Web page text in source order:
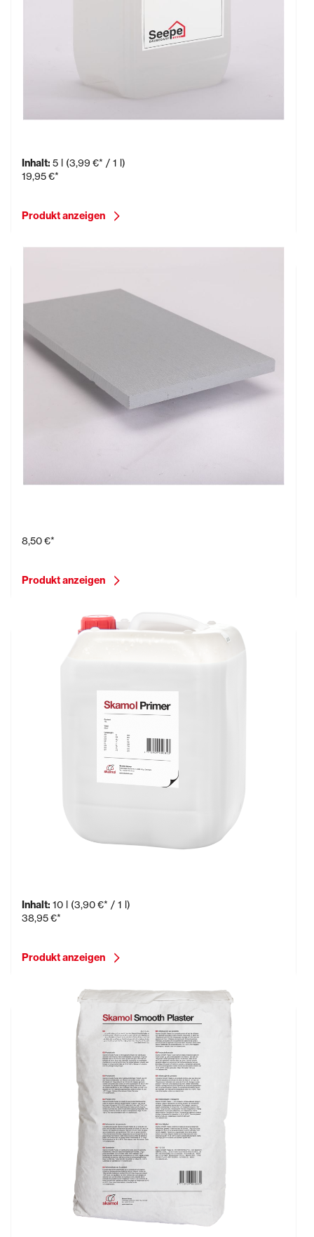
KS-G Grundierung Kalziumsilikatplatten
Inhalt: 5 l (3,99 €* / 1 l)
19,95 €*
Produkt anzeigen
8,50 €*
Produkt anzeigen
Inhalt: 10 l (3,90 €* / 1 l)
38,95 €*
Produkt anzeigen